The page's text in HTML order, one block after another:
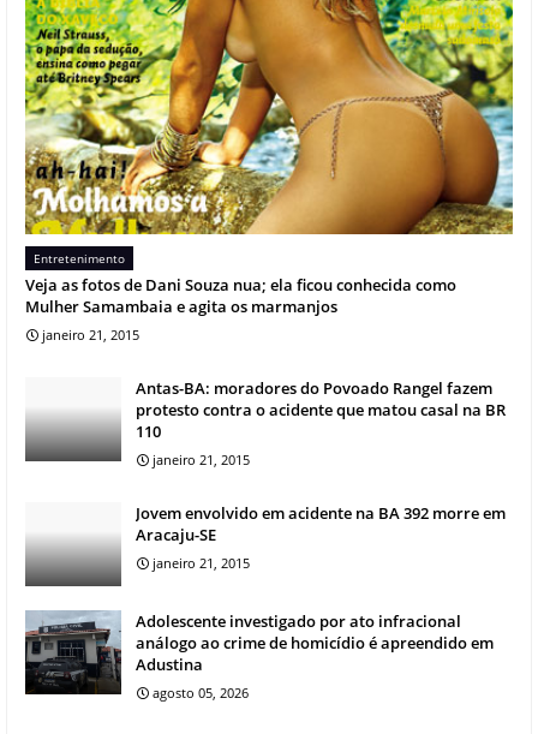
Entretenimento
Veja as fotos de Dani Souza nua; ela ficou conhecida como
Mulher Samambaia e agita os marmanjos
janeiro 21, 2015
Antas-BA: moradores do Povoado Rangel fazem
protesto contra o acidente que matou casal na BR
110
janeiro 21, 2015
Jovem envolvido em acidente na BA 392 morre em
Aracaju-SE
janeiro 21, 2015
Adolescente investigado por ato infracional
análogo ao crime de homicídio é apreendido em
Adustina
agosto 05, 2026